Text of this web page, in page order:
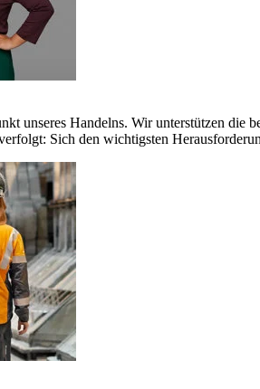
unseres Handelns. Wir unterstützen
Sich den wichtigsten